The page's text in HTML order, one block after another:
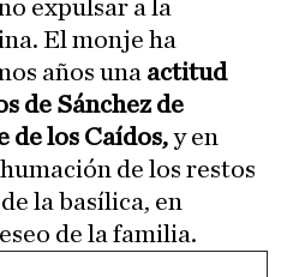
expulsar a la
El monje ha
años una actitud
de Sánchez de
de los Caídos,y en
de los restos
de la basílica, en
de la familia.